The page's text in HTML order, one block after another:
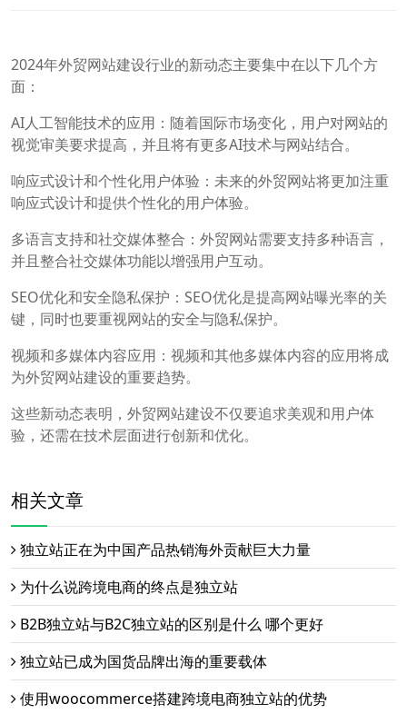
2024年外贸网站建设行业的新动态主要集中在以下几个方
面：
AI人工智能技术的应用：随着国际市场变化，用户对网站的
视觉审美要求提高，并且将有更多AI技术与网站结合。
响应式设计和个性化用户体验：未来的外贸网站将更加注重
响应式设计和提供个性化的用户体验。
多语言支持和社交媒体整合：外贸网站需要支持多种语言，
并且整合社交媒体功能以增强用户互动。
SEO优化和安全隐私保护：SEO优化是提高网站曝光率的关
键，同时也要重视网站的安全与隐私保护。
视频和多媒体内容应用：视频和其他多媒体内容的应用将成
为外贸网站建设的重要趋势。
这些新动态表明，外贸网站建设不仅要追求美观和用户体
验，还需在技术层面进行创新和优化。
相关文章
独立站正在为中国产品热销海外贡献巨大力量
为什么说跨境电商的终点是独立站
B2B独立站与B2C独立站的区别是什么 哪个更好
独立站已成为国货品牌出海的重要载体
使用woocommerce搭建跨境电商独立站的优势